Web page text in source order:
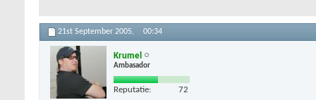
21st September 2005, 00:34
Krumel
Ambasador
Reputatie: 72